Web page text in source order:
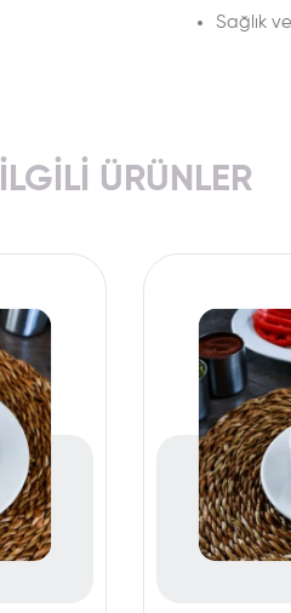
Sağlık
İLGILI ÜRÜNLER